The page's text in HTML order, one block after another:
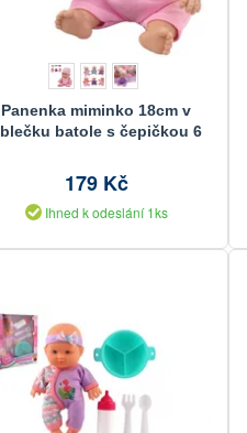
Panenka miminko 18cm v
batole s čepičkou 6
179 Kč
Ihned k odeslání 1ks